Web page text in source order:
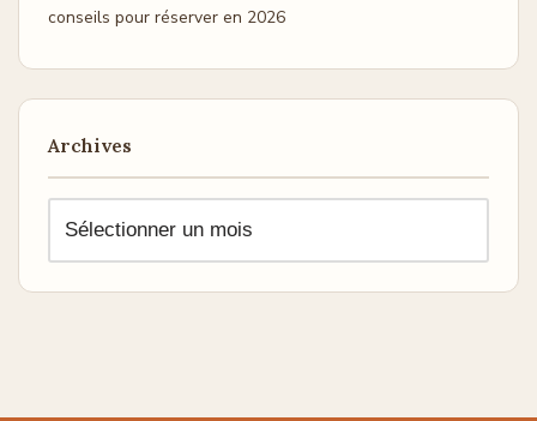
conseils pour réserver en 2026
Archives